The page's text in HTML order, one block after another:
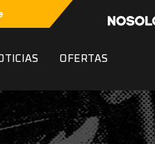
OFERTAS